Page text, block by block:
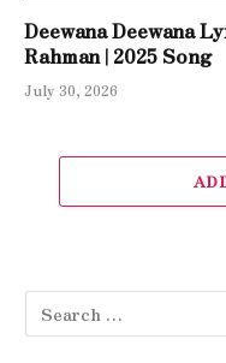
Deewana Deewana
Rahman | 2025 Song
July 30, 2026